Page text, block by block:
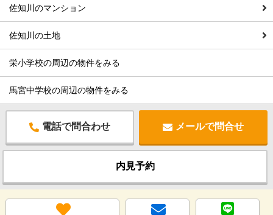
佐知川のマンション
佐知川の土地
栄小学校の周辺の物件をみる
馬宮中学校の周辺の物件をみる
電話で問合わせ メールで問合せ
内見予約